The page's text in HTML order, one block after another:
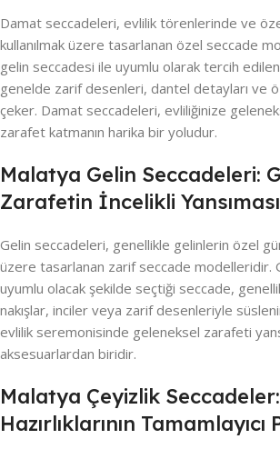
Damat seccadeleri, evlilik törenlerinde ve
kullanılmak üzere tasarlanan özel seccade
gelin seccadesi ile uyumlu olarak tercih
genelde zarif desenleri, dantel detayları ve
çeker. Damat seccadeleri, evliliğinize
zarafet katmanın harika bir yoludur.
Malatya Gelin Seccadeleri:
Zarafetin İncelikli Yansıması
Gelin seccadeleri, genellikle gelinlerin özel
üzere tasarlanan zarif seccade modelleridir.
uyumlu olacak şekilde seçtiği seccade,
nakışlar, inciler veya zarif desenleriyle
evlilik seremonisinde geleneksel zarafeti
aksesuarlardan biridir.
Malatya Çeyizlik
Hazırlıklarının Tamamlayıcı